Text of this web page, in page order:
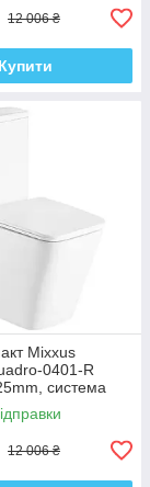
12 006 ₴
Купити
Mixxus
0401-R
система
(MP6457)
12 006 ₴